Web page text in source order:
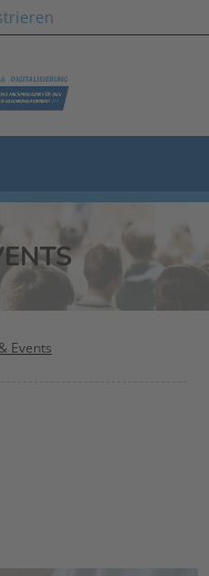
Events